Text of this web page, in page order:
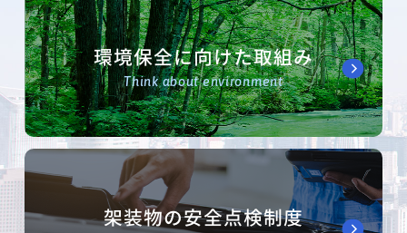
環境保全に向けた取組み
Think about environment
架装物の安全点検制度